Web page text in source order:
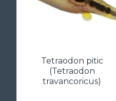
Tetraodon pitic
(Tetraodon
travancoricus)